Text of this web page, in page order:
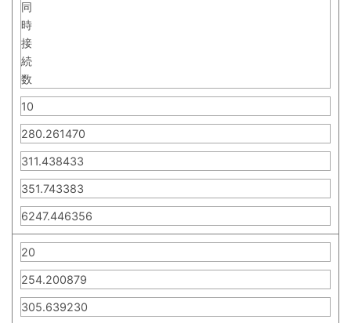
同
時
接
続
数
10
280.261470
311.438433
351.743383
6247.446356
20
254.200879
305.639230